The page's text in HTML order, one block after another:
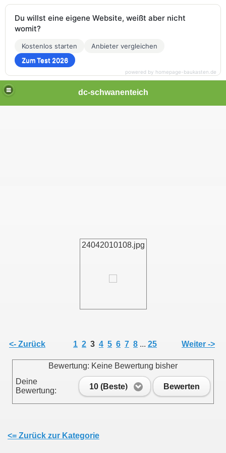
dc-schwanenteich
24042010108.jpg
<- Zurück 1 2 3 4 5 6 7 8 ... 25 Weiter ->
Bewertung: Keine Bewertung bisher
Deine
Bewertung:
10 (Beste) Bewerten
<= Zurück zur Kategorie
Du willst eine eigene Website, weißt aber nicht
womit?
Kostenlos starten
Anbieter vergleichen
Zum Test 2026
powered by homepage-baukasten.de